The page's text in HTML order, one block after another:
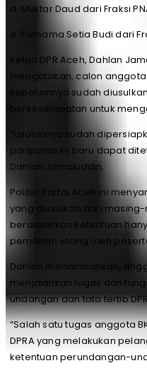
d. Muktar Daud dari Fraksi
e. Purnama Setia Budi dari
Ketua DPR Aceh, Dahlan
mengatakan, calon anggota
sebelumnya sudah
berkesempatan untuk
“Usulannya sudah
paripurna ini baru dapat
Dahlan Jamaluddin.
Politisi Partai Aceh ini
yang diusulkan dari
berdasarkan ketentuan
pemilihan voting oleh
Dahlan menambahkan,
menjalankan tugas dan
undangan dan tata tertib
“Salah satu tugas anggota
DPRA yang melakukan
ketentuan perundangan-